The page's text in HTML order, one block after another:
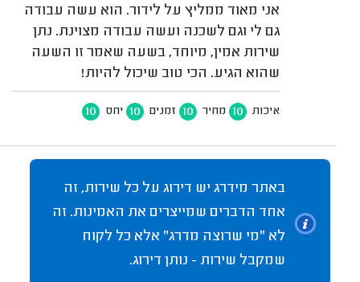
אני מאוד ממליץ על לידור. הוא עשה עבודה
גם לי וגם לשכנה ועשה עבודה מצוינת. נתן
שירות אמין, מיוחד, בשעה שאמר זו השעה
שהוא הגיע. הכי טוב שיכול להיות!
איכות 10 מחיר 10 זמנים 10 יחס 10
באתר מידרג יש דירוג על כל שירות, זה
אחד הדברים שמייצרים את האמינות. זה
לא "מי שרוצה מדרג" אלא כל לקוח
שמקבל שירות - נותן דירוג.